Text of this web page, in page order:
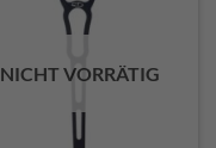
NICHT VORRÄTIG